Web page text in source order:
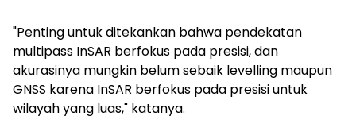
"Penting untuk ditekankan bahwa pendekatan
multipass InSAR berfokus pada presisi, dan
akurasinya mungkin belum sebaik levelling maupun
GNSS karena InSAR berfokus pada presisi untuk
wilayah yang luas," katanya.